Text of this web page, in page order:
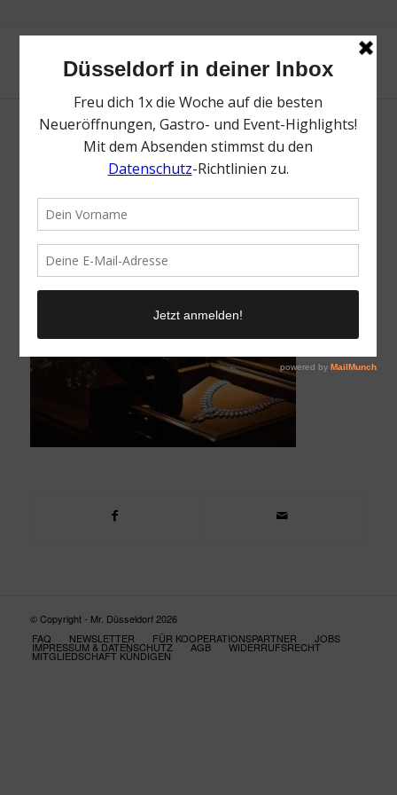
The Jury Experience | Der perfekte
Düsseldorf | Foto: The Jury Experience
© Copyright - Mr. Düsseldorf 2026
FAQ
NEWSLETTER FÜR KOOPERATIONSPARTNER JOBS
IMPRESSUM & DATENSCHUTZ AGB WIDERRUFSRECHT
MITGLIEDSCHAFT KÜNDIGEN